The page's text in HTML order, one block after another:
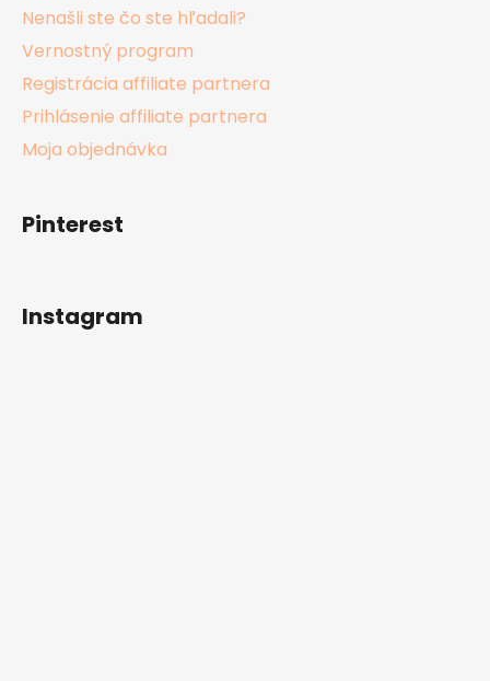
Nenašli ste čo ste hľadali?
Vernostný program
Registrácia affiliate partnera
Prihlásenie affiliate partnera
Moja objednávka
Pinterest
Instagram